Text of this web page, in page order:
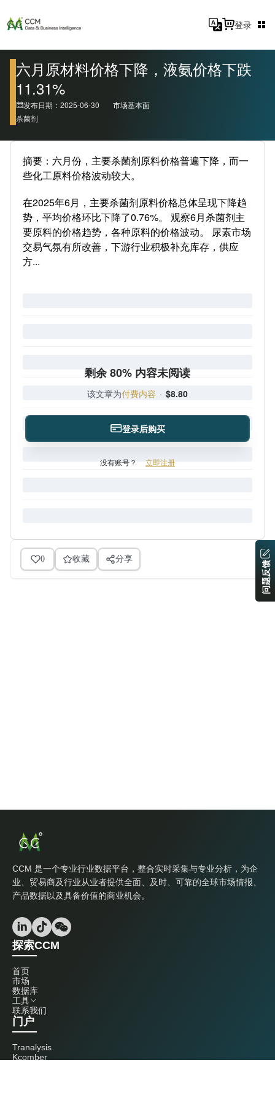
登录
六月原材料价格下降，液氨价格下跌
11.31%
发布日期：2025-06-30
市场基本面
杀菌剂
摘要：六月份，主要杀菌剂原料价格普遍下降，而一
些化工原料价格波动较大。
在2025年6月，主要杀菌剂原料价格总体呈现下降趋
势，平均价格环比下降了0.76%。 观察6月杀菌剂主
要原料的价格趋势，各种原料的价格波动。 尿素市场
交易气氛有所改善，下游行业积极补充库存，供应
方...
剩余 80% 内容未阅读
该文章为付费内容 · $8.80
登录后购买
没有账号？ 立即注册
0 收藏 分享
CCM 是一个专业行业数据平台，整合实时采集与专业分析，为企
业、贸易商及行业从业者提供全面、及时、可靠的全球市场情报、
产品数据以及具备价值的商业机会。
探索CCM
首页
市场
数据库
工具
联系我们
门户
Tranalysis
Kcomber
问题反馈